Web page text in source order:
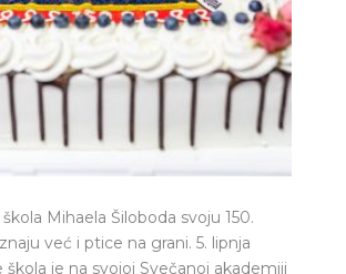
Mihaela Šiloboda svoju 150.
već i ptice na grani. 5. lipnja
škola je na svojoj Svečanoj akademiji